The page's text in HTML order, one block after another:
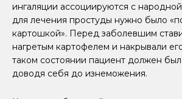
ингаляции ассоциируются с
для лечения простуды нужно было
картошкой». Перед заболевшим
нагретым картофелем и накрывали
таком состоянии пациент должен
доводя себя до изнеможения.